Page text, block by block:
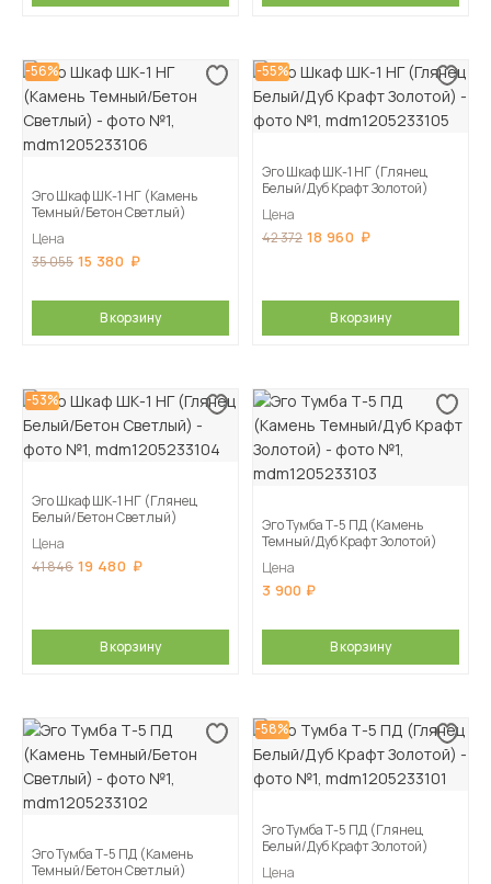
-56%
Эго Шкаф ШК-1 НГ (Камень
Темный/Бетон Светлый)
Цена
35 055 15 380
В корзину
-55%
Эго Шкаф ШК-1 НГ (Глянец
Белый/Дуб Крафт Золотой)
Цена
42 372 18 960
В корзину
-53%
Эго Шкаф ШК-1 НГ (Глянец
Белый/Бетон Светлый)
Цена
41 846 19 480
В корзину
Эго Тумба Т-5 ПД (Камень
Темный/Дуб Крафт Золотой)
Цена
3 900
В корзину
Эго Тумба Т-5 ПД (Камень
Темный/Бетон Светлый)
-58%
Эго Тумба Т-5 ПД (Глянец
Белый/Дуб Крафт Золотой)
Цена